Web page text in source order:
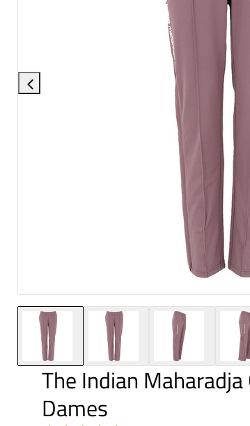
The Indian
Dames